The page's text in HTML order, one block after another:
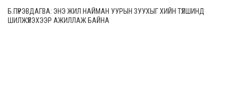
Б.ПҮРЭВДАГВА: ЭНЭ ЖИЛ НАЙМАН УУРЫН ЗУУХЫГ ХИЙН ТҮЛШИНД
ШИЛЖҮҮЛЭХЭЭР АЖИЛЛАЖ БАЙНА